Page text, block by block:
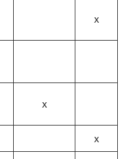
x
x
x